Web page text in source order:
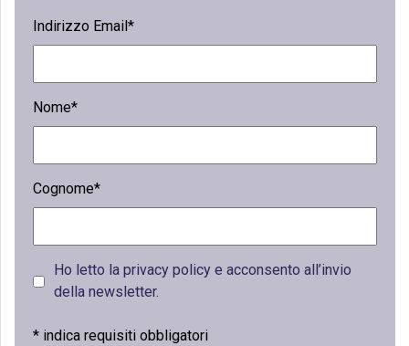
Indirizzo Email*
Nome*
Cognome*
Ho letto la privacy policy e acconsento all’invio
della newsletter.
* indica requisiti obbligatori